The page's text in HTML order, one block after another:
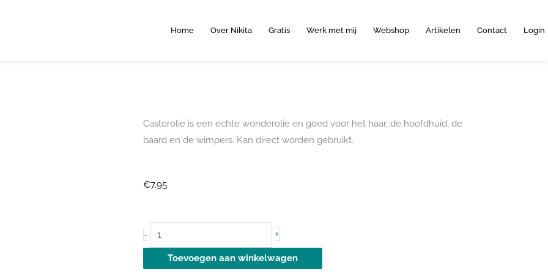
Home Over Nikita Gratis Werk met mij Webshop Artikelen Contact Login
Castorolie is een echte wonderolie en goed voor het haar, de hoofdhuid, de
baard en de wimpers. Kan direct worden gebruikt.
€7.95
-
100
+
Toevoegen aan winkelwagen